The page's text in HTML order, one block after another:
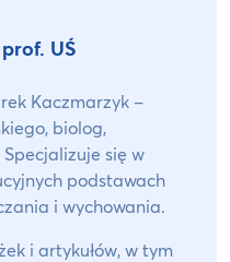
UŚ
Kaczmarzyk –
biolog,
się w
podstawach
i wychowania.
i artykułów, w tym